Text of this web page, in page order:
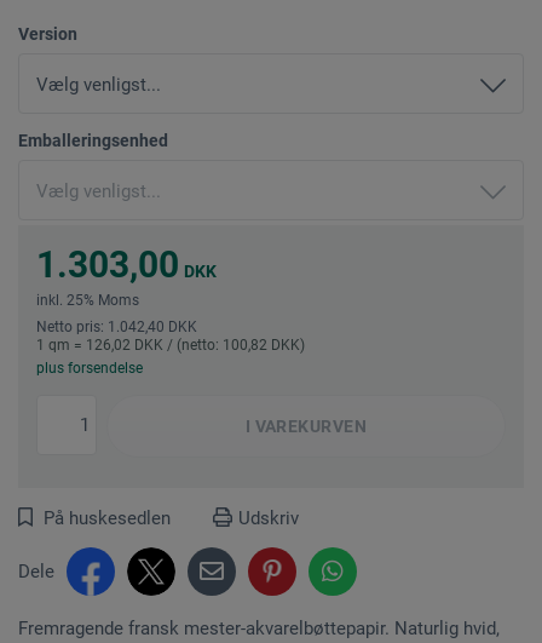
Version
Emballeringsenhed
1.303,00 DKK
inkl. 25% Moms
Netto pris: 1.042,40 DKK
1 qm = 126,02 DKK / (netto: 100,82 DKK)
plus forsendelse
I VAREKURVEN
På huskesedlen Udskriv
Dele
Fremragende fransk mester-akvarelbøttepapir. Naturlig hvid,